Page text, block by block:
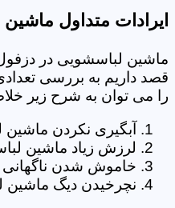
ایرادات متداول
ماشین لباسشویی در
قصد داریم به بررسی
را می توان به شرح زیر
آبگیری نکردن
لرزش زیاد ماشین
خاموش شدن
نچرخیدن دیگ ماشین